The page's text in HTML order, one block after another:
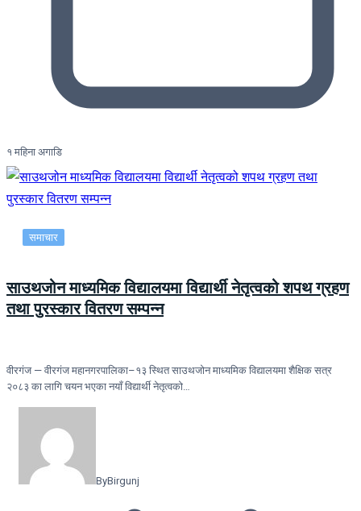
१ महिना अगाडि
समाचार
साउथजोन माध्यमिक विद्यालयमा विद्यार्थी नेतृत्वको शपथ ग्रहण
तथा पुरस्कार वितरण सम्पन्न
वीरगंज — वीरगंज महानगरपालिका–१३ स्थित साउथजोन माध्यमिक विद्यालयमा शैक्षिक सत्र
२०८३ का लागि चयन भएका नयाँ विद्यार्थी नेतृत्वको…
ByBirgunj